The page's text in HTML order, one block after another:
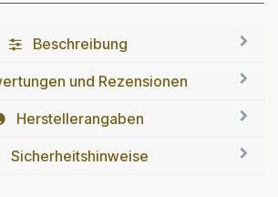
Beschreibung
und Rezensionen
Herstellerangaben
Sicherheitshinweise